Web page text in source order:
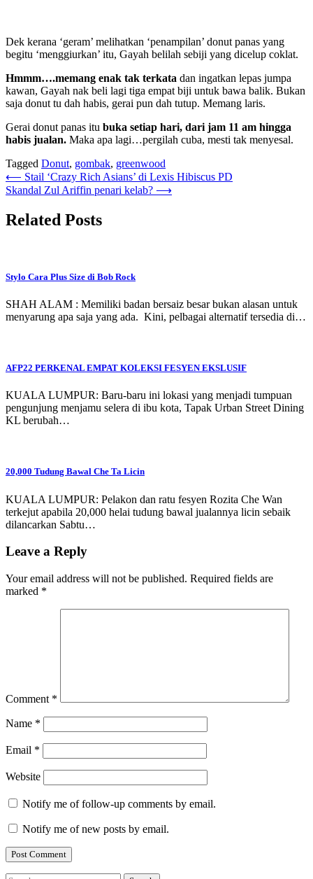
Dek kerana ‘geram’ melihatkan ‘penampilan’ donut panas yang
begitu ‘menggiurkan’ itu, Gayah belilah sebiji yang dicelup coklat.
Hmmm….memang enak tak terkata dan ingatkan lepas jumpa
kawan, Gayah nak beli lagi tiga empat biji untuk bawa balik. Bukan
saja donut tu dah habis, gerai pun dah tutup. Memang laris.
Gerai donut panas itu buka setiap hari, dari jam 11 am hingga
habis jualan. Maka apa lagi…pergilah cuba, mesti tak menyesal.
Tagged Donut, gombak, greenwood
Post
navigation
⟵ Stail ‘Crazy Rich Asians’ di Lexis Hibiscus PD
Skandal Zul Ariffin penari kelab? ⟶
Related Posts
Stylo Cara Plus Size di Bob Rock
SHAH ALAM : Memiliki badan bersaiz besar bukan alasan untuk
menyarung apa saja yang ada. Kini, pelbagai alternatif tersedia di…
AFP22 PERKENAL EMPAT KOLEKSI FESYEN EKSLUSIF
KUALA LUMPUR: Baru-baru ini lokasi yang menjadi tumpuan
pengunjung menjamu selera di ibu kota, Tapak Urban Street Dining
KL berubah…
20,000 Tudung Bawal Che Ta Licin
KUALA LUMPUR: Pelakon dan ratu fesyen Rozita Che Wan
terkejut apabila 20,000 helai tudung bawal jualannya licin sebaik
dilancarkan Sabtu…
Leave a Reply
Your email address will not be published. Required fields are
marked *
Comment *
Name *
Email *
Website
Notify me of follow-up comments by email.
Notify me of new posts by email.